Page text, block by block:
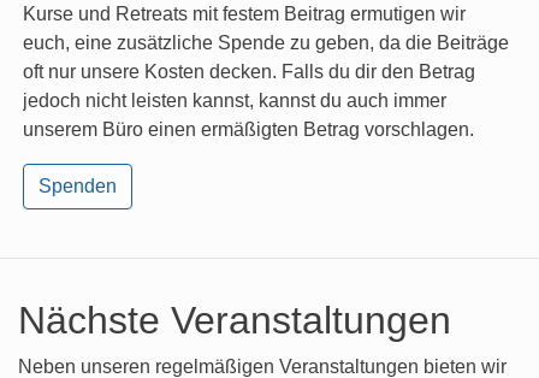
Kurse und Retreats mit festem Beitrag ermutigen wir
euch, eine zusätzliche Spende zu geben, da die Beiträge
oft nur unsere Kosten decken. Falls du dir den Betrag
jedoch nicht leisten kannst, kannst du auch immer
unserem Büro einen ermäßigten Betrag vorschlagen.
Spenden
Nächste Veranstaltungen
Neben unseren regelmäßigen Veranstaltungen bieten wir